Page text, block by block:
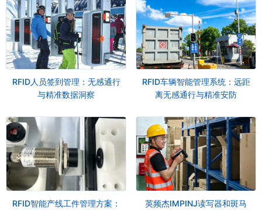
RFID人员签到管理：无感通行
与精准数据洞察
RFID车辆智能管理系统：远距
离无感通行与精准安防
RFID智能产线工件管理方案：
英频杰IMPINJ读写器和斑马